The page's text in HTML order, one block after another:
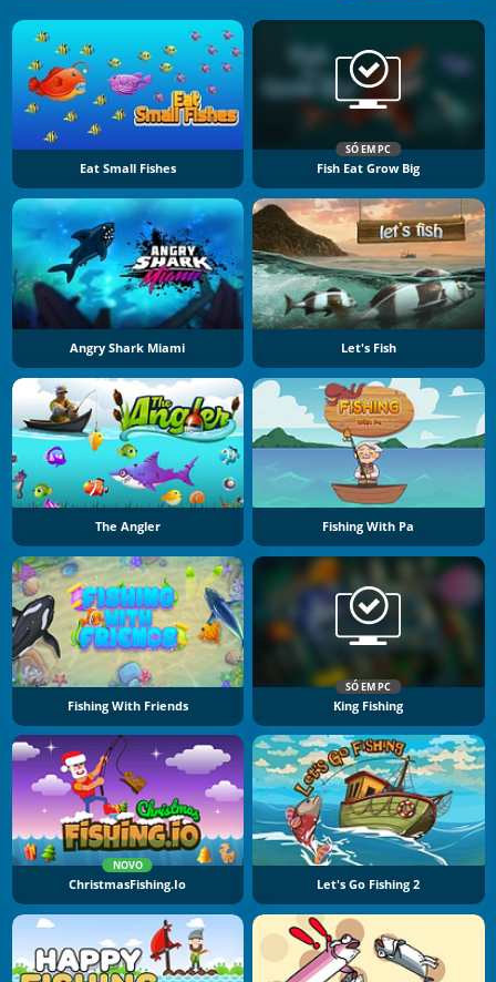
Eat Small Fishes
SÓ EM PC
Fish Eat Grow Big
Angry Shark Miami Let's Fish
The Angler Fishing With Pa
Fishing With Friends
SÓ EM PC
King Fishing
NOVO
ChristmasFishing.io Let's Go Fishing 2